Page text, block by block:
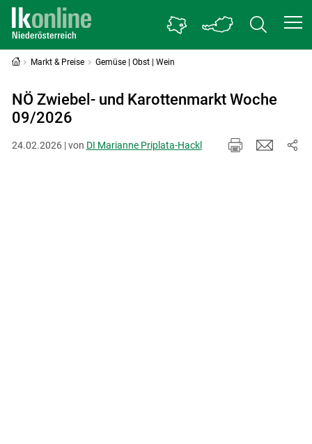
Markt & Preise Gemüse | Obst | Wein
NÖ Zwiebel- und Karottenmarkt Woche
09/2026
24.02.2026 | von DI Marianne Priplata-Hackl